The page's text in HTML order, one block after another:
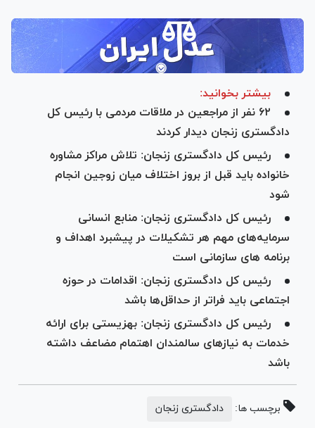
بیشتر بخوانید:
۶۲ نفر از مراجعین در ملاقات مردمی با رئیس کل
دادگستری زنجان دیدار کردند
رئیس کل دادگستری زنجان: تلاش مراکز مشاوره
خانواده باید قبل از بروز اختلاف میان زوجین انجام
شود
رئیس کل دادگستری زنجان: منابع انسانی
سرمایه‌های مهم هر تشکیلات در پیشبرد اهداف و
برنامه ها‌ی سازمانی است
رئیس کل دادگستری زنجان: اقدامات در حوزه
اجتماعی باید فراتر از حداقل‌ها باشد
رئیس کل دادگستری زنجان: بهزیستی برای ارائه
خدمات به نیاز‌های سالمندان اهتمام مضاعف داشته
باشد
برچسب ها: دادگستری زنجان